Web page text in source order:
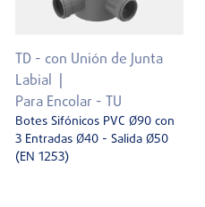
TD - con Unión de Junta
Labial
Para Encolar - TU
Botes Sifónicos PVC Ø90 con
3 Entradas Ø40 - Salida Ø50
(EN 1253)